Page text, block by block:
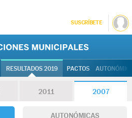
SUSCRÍBETE
RESULTADOS 2019 PACTOS
2011 2007
AUTONÓMICAS